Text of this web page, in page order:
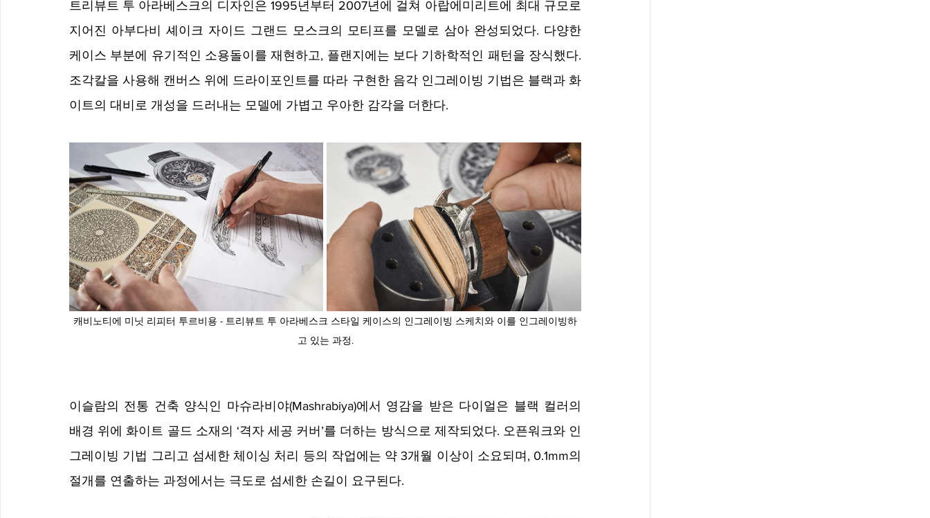
트리뷰트 투 아라베스크의 디자인은 1995년부터 2007년에 걸쳐 아랍에미리트에 최대 규모로
지어진 아부다비 셰이크 자이드 그랜드 모스크의 모티프를 모델로 삼아 완성되었다. 다양한
케이스 부분에 유기적인 소용돌이를 재현하고, 플랜지에는 보다 기하학적인 패턴을 장식했다.
조각칼을 사용해 캔버스 위에 드라이포인트를 따라 구현한 음각 인그레이빙 기법은 블랙과 화
이트의 대비로 개성을 드러내는 모델에 가볍고 우아한 감각을 더한다.
캐비노티에 미닛 리피터 투르비용 - 트리뷰트 투 아라베스크 스타일 케이스의 인그레이빙 스케치와 이를 인그레이빙하
고 있는 과정.
이슬람의 전통 건축 양식인 마슈라비야(Mashrabiya)에서 영감을 받은 다이얼은 블랙 컬러의
배경 위에 화이트 골드 소재의 ‘격자 세공 커버’를 더하는 방식으로 제작되었다. 오픈워크와 인
그레이빙 기법 그리고 섬세한 체이싱 처리 등의 작업에는 약 3개월 이상이 소요되며, 0.1mm의
절개를 연출하는 과정에서는 극도로 섬세한 손길이 요구된다.